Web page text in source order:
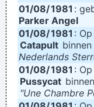
01/08/1981 :
Parker Angel
01/08/1981 :
Catapult
Nederlands
01/08/1981 :
Pussycat
"Une Chambre